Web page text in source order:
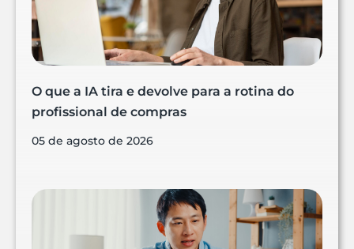
O que a IA tira e devolve para a rotina do
profissional de compras
05 de agosto de 2026